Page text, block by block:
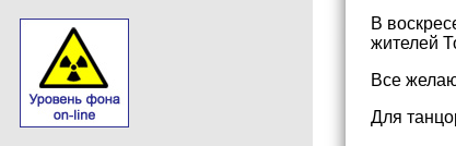
В
жителей
Все
Для